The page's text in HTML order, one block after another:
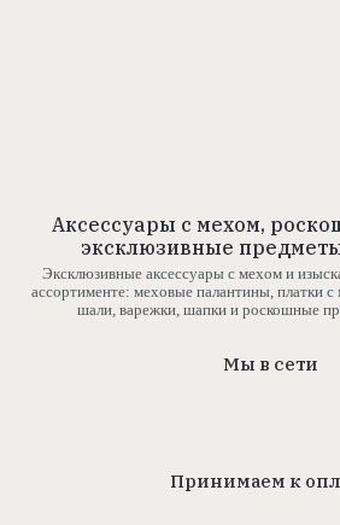
Аксессуары с мехом,
эксклюзивные
Эксклюзивные аксессуары с мехом и
ассортименте: меховые палантины, платки
шали, варежки, шапки и роскошные
Мы в сети
Принимаем к